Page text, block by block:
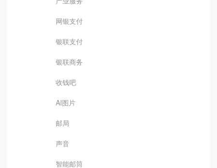
网银支付
银联支付
银联商务
收钱吧
AI图片
邮局
声音
智能邮筒